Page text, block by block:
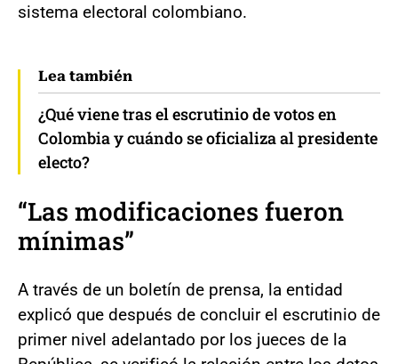
sistema electoral colombiano.
Lea también
¿Qué viene tras el escrutinio de votos en
Colombia y cuándo se oficializa al presidente
electo?
“Las modificaciones fueron
mínimas”
A través de un boletín de prensa, la entidad
explicó que después de concluir el escrutinio de
primer nivel adelantado por los jueces de la